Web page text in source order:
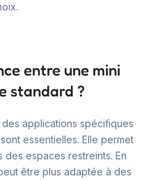
entre une mini
standard ?
applications spécifiques
essentielles. Elle permet
des espaces restreints. En
être plus adaptée à des